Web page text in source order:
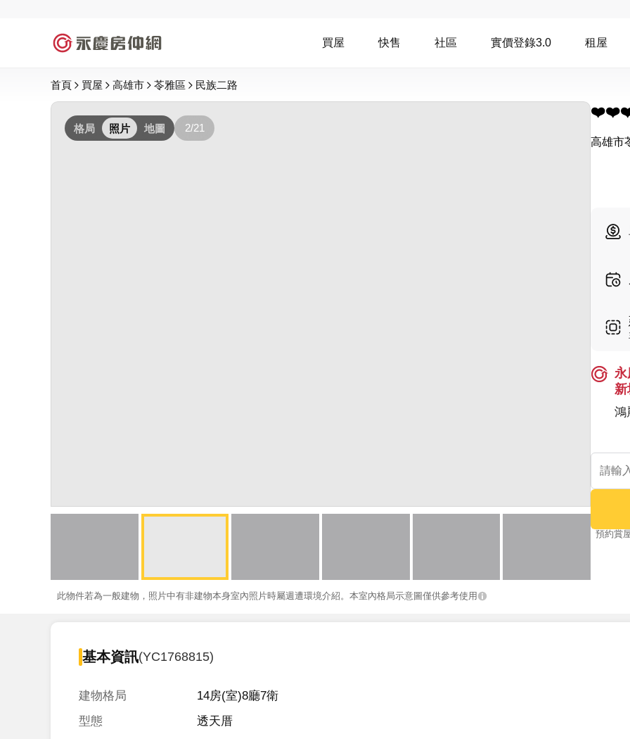
買屋 快售 社區 實價登錄3.0 租屋
首頁 買屋 高雄市 苓雅區 民族二路
格局 照片 地圖 2/21
此物件若為一般建物，照片中有非建物本身室內照片時屬週遭環境介紹。本室內格局示意圖僅供參考使用
❤️❤️❤️
高雄市
永
新
鴻
預約賞
基本資訊(YC1768815)
建物格局
14房(室)8廳7衛
型態
透天厝